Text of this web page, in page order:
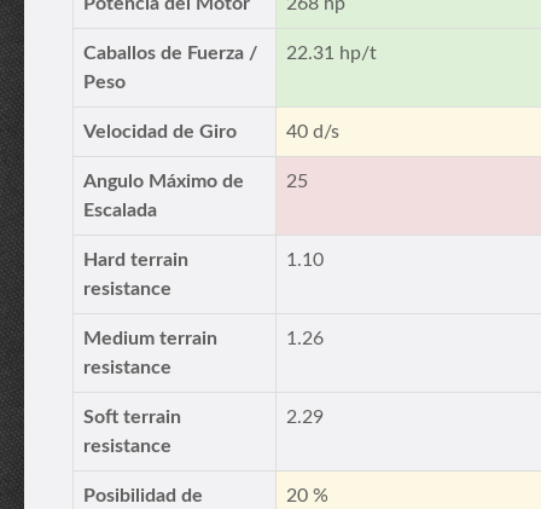
Caballos de Fuerza /
Peso
22.31 hp/t
Velocidad de Giro 40 d/s
Angulo Máximo de
Escalada
25
Hard terrain
resistance
1.10
Medium terrain
resistance
1.26
Soft terrain
resistance
2.29
Posibilidad de
20 %